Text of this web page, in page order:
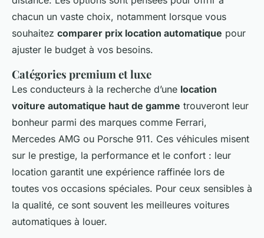
chacun un vaste choix, notamment lorsque vous
souhaitez comparer prix location automatique pour
ajuster le budget à vos besoins.
Catégories premium et luxe
Les conducteurs à la recherche d’une location
voiture automatique haut de gamme trouveront leur
bonheur parmi des marques comme Ferrari,
Mercedes AMG ou Porsche 911. Ces véhicules misent
sur le prestige, la performance et le confort : leur
location garantit une expérience raffinée lors de
toutes vos occasions spéciales. Pour ceux sensibles à
la qualité, ce sont souvent les meilleures voitures
automatiques à louer.